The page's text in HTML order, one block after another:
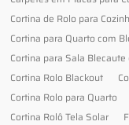
Cortina de Rolo para
Cortina para Quarto com
Cortina para Sala Blecaute
Cortina Rolo Blackout
Cortina Rolo para Quarto
Cortina Rolô Tela Solar